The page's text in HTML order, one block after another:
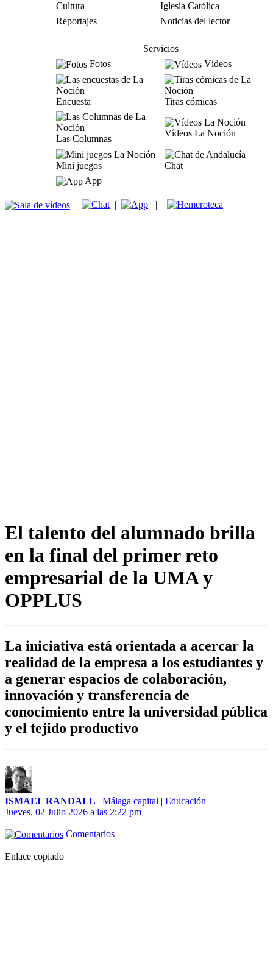
Cultura
Iglesia Católica
Reportajes
Noticias del lector
Servicios
Fotos
Vídeos
Encuesta Tiras cómicas
Las Columnas
Vídeos La Noción
Mini juegos
Chat
App
| | |
El talento del alumnado brilla
en la final del primer reto
empresarial de la UMA y
OPPLUS
La iniciativa está orientada a acercar la
realidad de la empresa a los estudiantes y
a generar espacios de colaboración,
innovación y transferencia de
conocimiento entre la universidad pública
y el tejido productivo
ISMAEL RANDALL | Málaga capital | Educación
Jueves, 02 Julio 2026 a las 2:22 pm
Comentarios
Enlace copiado